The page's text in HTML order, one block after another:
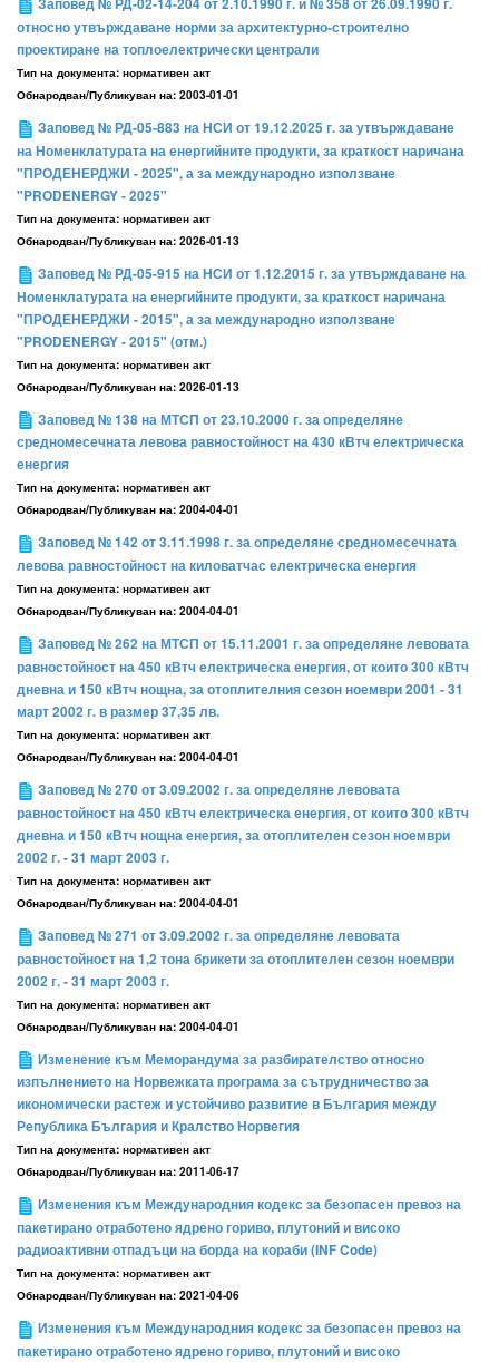
Заповед № РД-02-14-204 от 2.10.1990 г. и № 358 от 26.09.1990 г.
относно утвърждаване норми за архитектурно-строително
проектиране на топлоелектрически централи
Тип на документа: нормативен акт
Обнародван/Публикуван на: 2003-01-01
Заповед № РД-05-883 на НСИ от 19.12.2025 г. за утвърждаване
на Номенклатурата на енергийните продукти, за краткост наричана
"ПРОДЕНЕРДЖИ - 2025", а за международно използване
"PRODENERGY - 2025"
Тип на документа: нормативен акт
Обнародван/Публикуван на: 2026-01-13
Заповед № РД-05-915 на НСИ от 1.12.2015 г. за утвърждаване на
Номенклатурата на енергийните продукти, за краткост наричана
"ПРОДЕНЕРДЖИ - 2015", а за международно използване
"PRODENERGY - 2015" (отм.)
Тип на документа: нормативен акт
Обнародван/Публикуван на: 2026-01-13
Заповед № 138 на МТСП от 23.10.2000 г. за определяне
средномесечната левова равностойност на 430 кВтч електрическа
енергия
Тип на документа: нормативен акт
Обнародван/Публикуван на: 2004-04-01
Заповед № 142 от 3.11.1998 г. за определяне средномесечната
левова равностойност на киловатчас електрическа енергия
Тип на документа: нормативен акт
Обнародван/Публикуван на: 2004-04-01
Заповед № 262 на МТСП от 15.11.2001 г. за определяне левовата
равностойност на 450 кВтч електрическа енергия, от които 300 кВтч
дневна и 150 кВтч нощна, за отоплителния сезон ноември 2001 - 31
март 2002 г. в размер 37,35 лв.
Тип на документа: нормативен акт
Обнародван/Публикуван на: 2004-04-01
Заповед № 270 от 3.09.2002 г. за определяне левовата
равностойност на 450 кВтч електрическа енергия, от които 300 кВтч
дневна и 150 кВтч нощна енергия, за отоплителен сезон ноември
2002 г. - 31 март 2003 г.
Тип на документа: нормативен акт
Обнародван/Публикуван на: 2004-04-01
Заповед № 271 от 3.09.2002 г. за определяне левовата
равностойност на 1,2 тона брикети за отоплителен сезон ноември
2002 г. - 31 март 2003 г.
Тип на документа: нормативен акт
Обнародван/Публикуван на: 2004-04-01
Изменение към Меморандума за разбирателство относно
изпълнението на Норвежката програма за сътрудничество за
икономически растеж и устойчиво развитие в България между
Република България и Кралство Норвегия
Тип на документа: нормативен акт
Обнародван/Публикуван на: 2011-06-17
Изменения към Международния кодекс за безопасен превоз на
пакетирано отработено ядрено гориво, плутоний и високо
радиоактивни отпадъци на борда на кораби (INF Code)
Тип на документа: нормативен акт
Обнародван/Публикуван на: 2021-04-06
Изменения към Международния кодекс за безопасен превоз на
пакетирано отработено ядрено гориво, плутоний и високо